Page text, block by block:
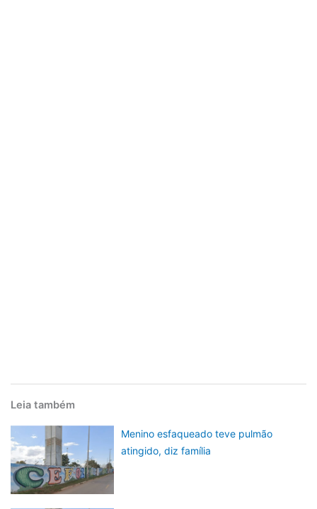
Leia também
Menino esfaqueado teve pulmão
atingido, diz família